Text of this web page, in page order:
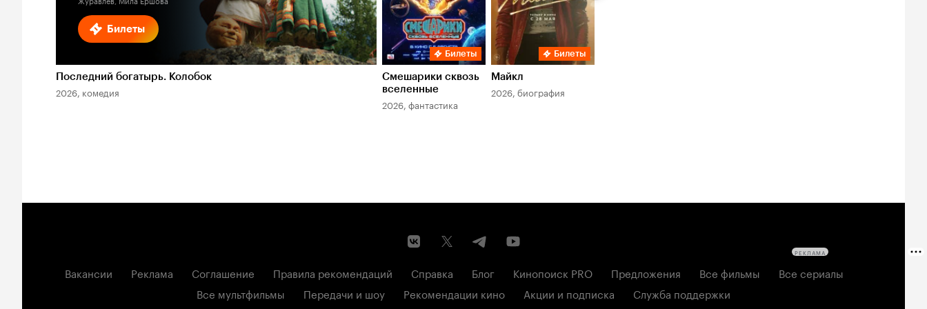
Билеты
Последний богатырь. Колобок
2026, комедия
Билеты
Смешарики сквозь
вселенные
2026, фантастика
Билеты
Майкл
2026, биография
Вакансии Реклама Соглашение Правила рекомендаций Справка Блог Кинопоиск PRO Предложения Все фильмы
Все сериалы
Все мультфильмы
Передачи и шоу Рекомендации кино Акции и подписка Служба поддержки
РЕКЛАМА